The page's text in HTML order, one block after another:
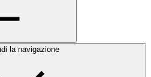
la navigazione